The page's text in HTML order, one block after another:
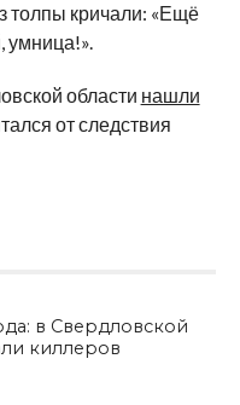
толпы кричали: «Ещё
умница!».
области нашли
от следствия
в Свердловской
киллеров